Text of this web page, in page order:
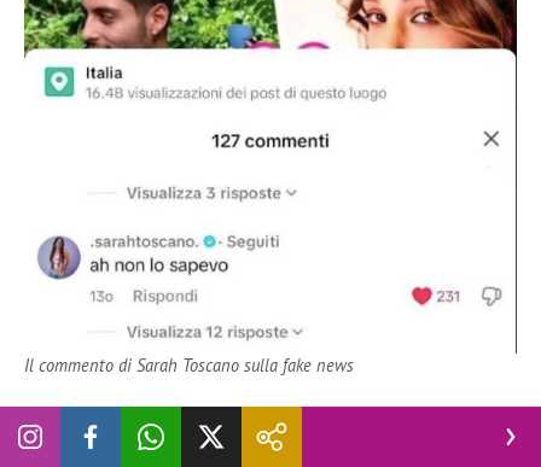
Il commento di Sarah Toscano sulla fake news